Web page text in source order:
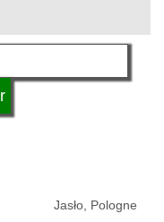
Jasło, Pologne